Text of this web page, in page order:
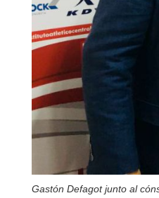
Gastón Defagot junto al